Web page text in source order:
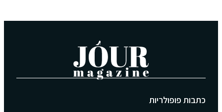
כתבות פופולריות